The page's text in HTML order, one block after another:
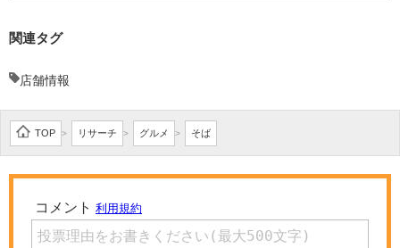
関連タグ
店舗情報
TOP > リサーチ > グルメ > そば